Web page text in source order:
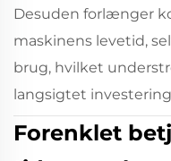
Desuden forlænger
maskinens levetid,
brug, hvilket
langsigtet
Forenklet